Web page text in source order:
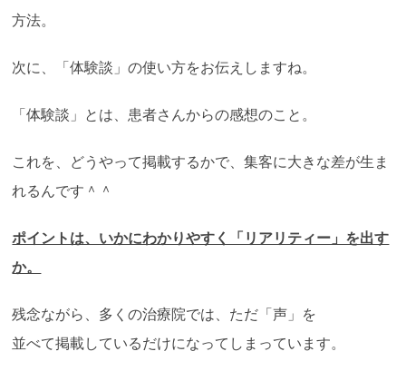
方法。
次に、「体験談」の使い方をお伝えしますね。
「体験談」とは、患者さんからの感想のこと。
これを、どうやって掲載するかで、集客に大きな差が生ま
れるんです＾＾
ポイントは、いかにわかりやすく「リアリティー」を出す
か。
残念ながら、多くの治療院では、ただ「声」を
並べて掲載しているだけになってしまっています。